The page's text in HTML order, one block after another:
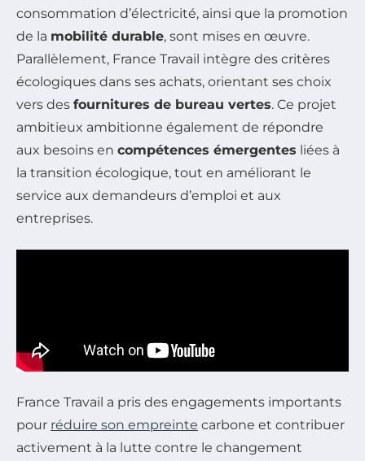
consommation d’électricité, ainsi que la promotion
de la mobilité durable, sont mises en œuvre.
Parallèlement, France Travail intègre des critères
écologiques dans ses achats, orientant ses choix
vers des fournitures de bureau vertes. Ce projet
ambitieux ambitionne également de répondre
aux besoins en compétences émergentes liées à
la transition écologique, tout en améliorant le
service aux demandeurs d’emploi et aux
entreprises.
France Travail a pris des engagements importants
pour réduire son empreinte carbone et contribuer
activement à la lutte contre le changement